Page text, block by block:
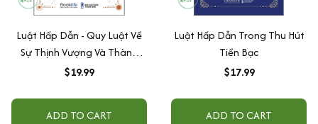
Luật Hấp Dẫn - Quy Luật Về
Sự Thịnh Vượng Và Thành
Công
$19.99
ADD TO CART
Luật Hấp Dẫn Trong Thu Hút
Tiền Bạc
$17.99
ADD TO CART